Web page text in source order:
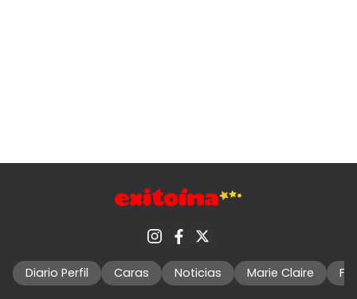
Diario Perfil Caras Noticias Marie Claire